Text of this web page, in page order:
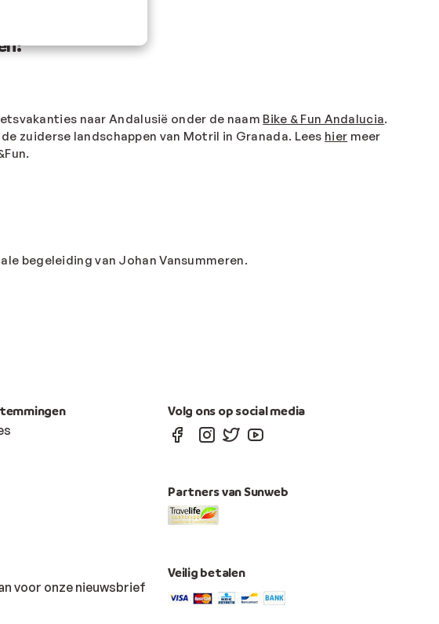
naar Andalusië onder de naam Bike & Fun Andalucia.
zuiderse landschappen van Motril in Granada. Lees hier meer
begeleiding van Johan Vansummeren.
voor onze nieuwsbrief
Volg ons op social media
Partners van Sunweb
Veilig betalen